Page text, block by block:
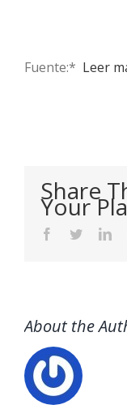
Fuente:* ​ Leer
Share
Your
Facebook
Twitter
About the